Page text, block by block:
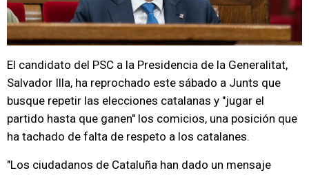
El candidato del PSC a la Presidencia de la Generalitat,
Salvador Illa, ha reprochado este sábado a Junts que
busque repetir las elecciones catalanas y "jugar el
partido hasta que ganen" los comicios, una posición que
ha tachado de falta de respeto a los catalanes.
"Los ciudadanos de Cataluña han dado un mensaje